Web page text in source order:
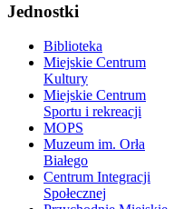
Jednostki
Biblioteka
Miejskie Centrum
Kultury
Miejskie Centrum
Sportu i rekreacji
MOPS
Muzeum im. Orła
Białego
Centrum Integracji
Społecznej